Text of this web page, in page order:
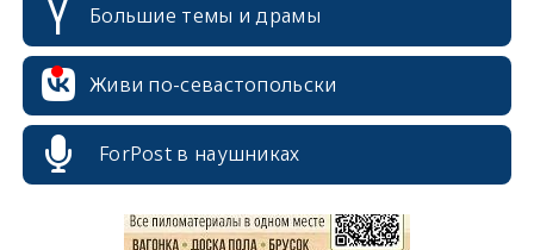
Большие темы и драмы
Живи по-севастопольски
ForPost в наушниках